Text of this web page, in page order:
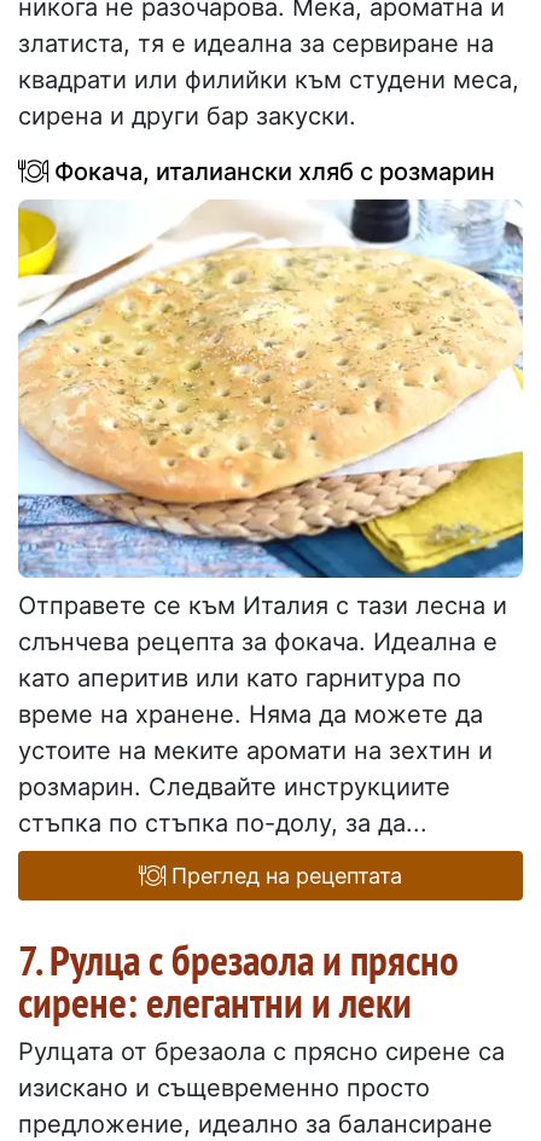
никога не разочарова. Мека, ароматна и
златиста, тя е идеална за сервиране на
квадрати или филийки към студени меса,
сирена и други бар закуски.
Фокача, италиански хляб с розмарин
Отправете се към Италия с тази лесна и
слънчева рецепта за фокача. Идеална е
като аперитив или като гарнитура по
време на хранене. Няма да можете да
устоите на меките аромати на зехтин и
розмарин. Следвайте инструкциите
стъпка по стъпка по-долу, за да...
Преглед на рецептата
7. Рулца с брезаола и прясно
сирене: елегантни и леки
Рулцата от брезаола с прясно сирене са
изискано и същевременно просто
предложение, идеално за балансиране